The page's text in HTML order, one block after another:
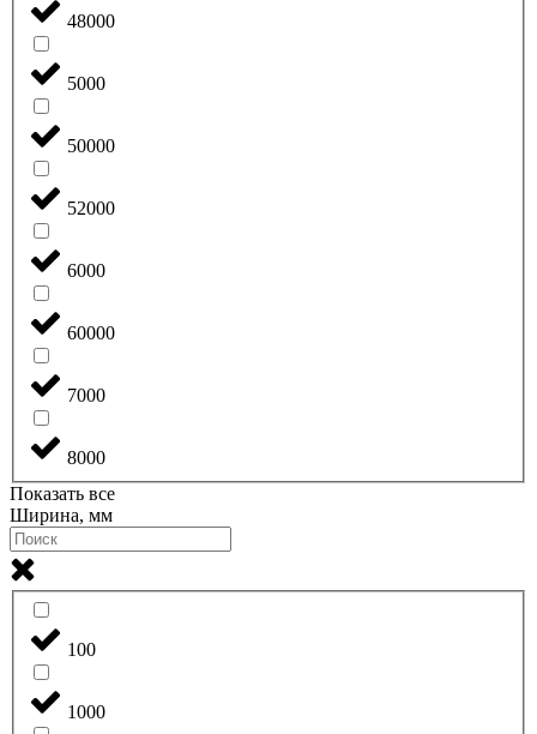
48000
5000
50000
52000
6000
60000
7000
8000
Показать все
Ширина, мм
100
1000